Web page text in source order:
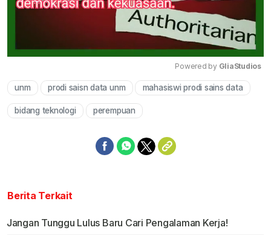
Mute
Powered by GliaStudios
unm prodi saisn data unm mahasiswi prodi sains data
bidang teknologi perempuan
Berita Terkait
Jangan Tunggu Lulus Baru Cari Pengalaman Kerja!